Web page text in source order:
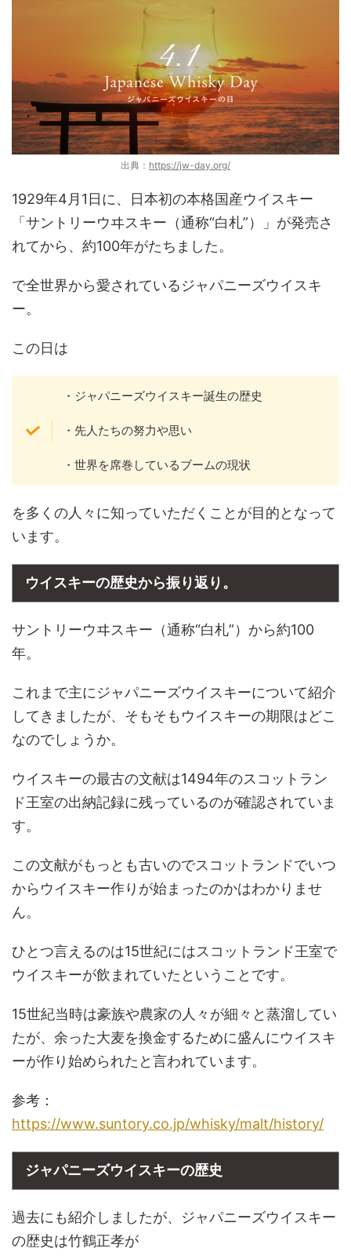
出典： https://jw-day.org/
1929年4月1日に、日本初の本格国産ウイスキー
「サントリーウヰスキー（通称“白札”）」が発売さ
れてから、約100年がたちました。
で全世界から愛されているジャパニーズウイスキ
ー。
この日は
・ジャパニーズウイスキー誕生の歴史
・先人たちの努力や思い
・世界を席巻しているブームの現状
を多くの人々に知っていただくことが目的となって
います。
ウイスキーの歴史から振り返り。
サントリーウヰスキー（通称“白札”）から約100
年。
これまで主にジャパニーズウイスキーについて紹介
してきましたが、そもそもウイスキーの期限はどこ
なのでしょうか。
ウイスキーの最古の文献は1494年のスコットラン
ド王室の出納記録に残っているのが確認されていま
す。
この文献がもっとも古いのでスコットランドでいつ
からウイスキー作りが始まったのかはわかりませ
ん。
ひとつ言えるのは15世紀にはスコットランド王室で
ウイスキーが飲まれていたということです。
15世紀当時は豪族や農家の人々が細々と蒸溜してい
たが、余った大麦を換金するために盛んにウイスキ
ーが作り始められたと言われています。
参考：
https://www.suntory.co.jp/whisky/malt/history/
ジャパニーズウイスキーの歴史
過去にも紹介しましたが、ジャパニーズウイスキー
の歴史は竹鶴正孝が